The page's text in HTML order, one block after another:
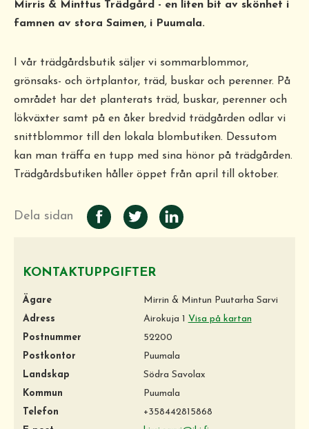
Mirris & Minttus Trädgård - en liten bit av skönhet i
famnen av stora Saimen, i Puumala.
I vår trädgårdsbutik säljer vi sommarblommor,
grönsaks- och örtplantor, träd, buskar och perenner. På
området har det planterats träd, buskar, perenner och
lökväxter samt på en åker bredvid trädgården odlar vi
snittblommor till den lokala blombutiken. Dessutom
kan man träffa en tupp med sina hönor på trädgården.
Trädgårdsbutiken håller öppet från april till oktober.
Dela sidan
KONTAKTUPPGIFTER
Ägare
Mirrin & Mintun Puutarha Sarvi
Adress
Airokuja 1 Visa på kartan
Postnummer
52200
Postkontor
Puumala
Landskap
Södra Savolax
Kommun
Puumala
Telefon
+358442815868